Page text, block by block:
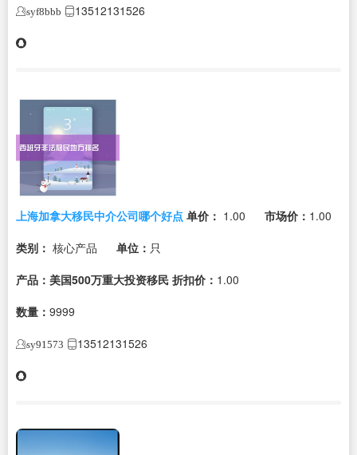
syf8bbb 13512131526
上海加拿大移民中介公司哪个好点 单价： 1.00 市场价： 1.00
类别： 核心产品 单位： 只
产品：美国500万重大投资移民 折扣价： 1.00
数量： 9999
sy91573 13512131526